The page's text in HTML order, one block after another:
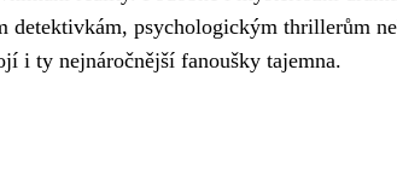
psychologickým thrillerům
i ty nejnáročnější fanoušky tajemna.